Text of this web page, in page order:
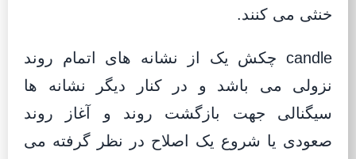
خنثی می کنند.
candle چکش یک از نشانه های اتمام روند
نزولی می باشد و در کنار دیگر نشانه ها
سیگنالی جهت بازگشت روند و آغاز روند
صعودی یا شروع یک اصلاح در نظر گرفته می